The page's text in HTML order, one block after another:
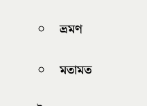
ভ্রমণ
মতামত